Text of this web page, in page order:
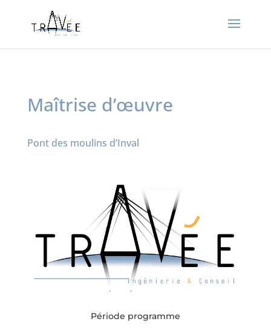
Maîtrise d’œuvre
Pont des moulins d’Inval
Période programme